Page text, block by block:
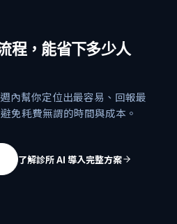
程，能省下多少人
內幫你定位出最容易、回報最
免耗費無謂的時間與成本。
了解診所 AI 導入完整方案